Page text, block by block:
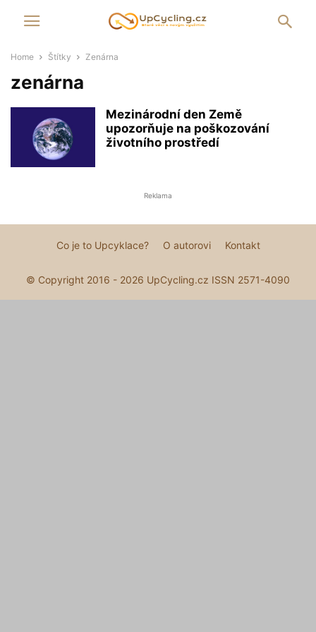
Home Štítky Zenárna
zenárna
Mezinárodní den Země
upozorňuje na poškozování
životního prostředí
Reklama
Co je to Upcyklace? O autorovi Kontakt
© Copyright 2016 - 2026 UpCycling.cz ISSN 2571-4090